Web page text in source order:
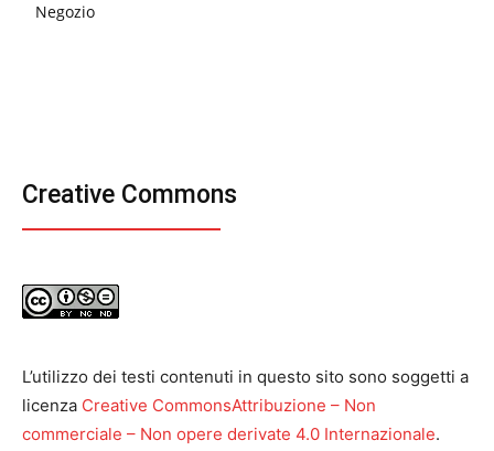
Negozio
Creative Commons
L’utilizzo dei testi contenuti in questo sito sono soggetti a
licenza Creative CommonsAttribuzione – Non
commerciale – Non opere derivate 4.0 Internazionale.